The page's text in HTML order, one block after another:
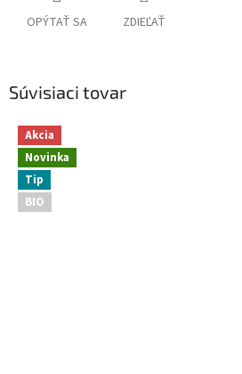
OPÝTAŤ SA ZDIEĽAŤ
Súvisiaci tovar
Akcia
Novinka
Tip
BIO